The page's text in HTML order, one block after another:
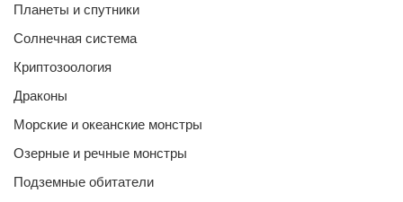
Планеты и спутники
Солнечная система
Криптозоология
Драконы
Морские и океанские монстры
Озерные и речные монстры
Подземные обитатели